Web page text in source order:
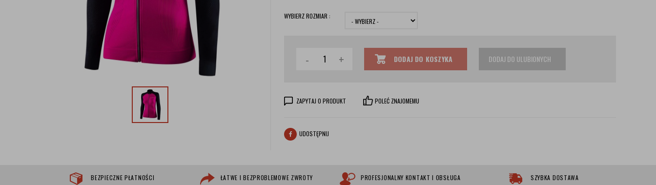
WYBIERZ ROZMIAR :
- + DODAJ DO KOSZYKA DODAJ DO ULUBIONYCH
ZAPYTAJ O PRODUKT POLEĆ ZNAJOMEMU
UDOSTĘPNIJ
BEZPIECZNE PŁATNOŚCI ŁATWE I BEZPROBLEMOWE ZWROTY PROFESJONALNY KONTAKT I OBSŁUGA SZYBKA DOSTAWA